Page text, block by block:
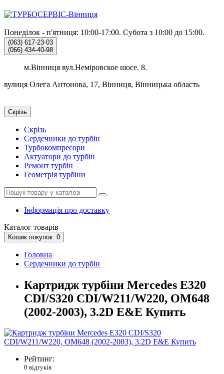
Понеділок - п'ятниця: 10:00-17:00. Субота з 10:00 до 15:00.
(063) 617-23-03
(066) 434-40-98
м.Вінниця вул.Неміровское шосе. 8.
вулиця Олега Антонова, 17, Вінниця, Вінницька область
Скрізь
Скрізь
Сердечники до турбін
Турбокомпресори
Актуатори до турбін
Ремонт турбін
Геометрія турбіни
Інформація про доставку
Каталог товарів
Кошик покупок: 0
Головна
Сердечники до турбін
Картридж турбіни Mercedes E320
CDI/S320 CDI/W211/W220, OM648
(2002-2003), 3.2D E&E Купить
Рейтинг:
0 відгуків